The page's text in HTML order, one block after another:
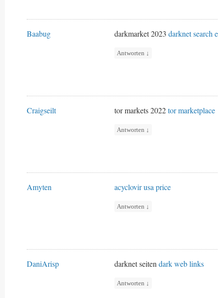
Baabug darkmarket 2023 darknet search
Antworten ↓
Craigseilt tor markets 2022tor marketplace
Antworten ↓
Amyten acyclovir usa price
Antworten ↓
DaniArisp darknet seitendark web links
Antworten ↓